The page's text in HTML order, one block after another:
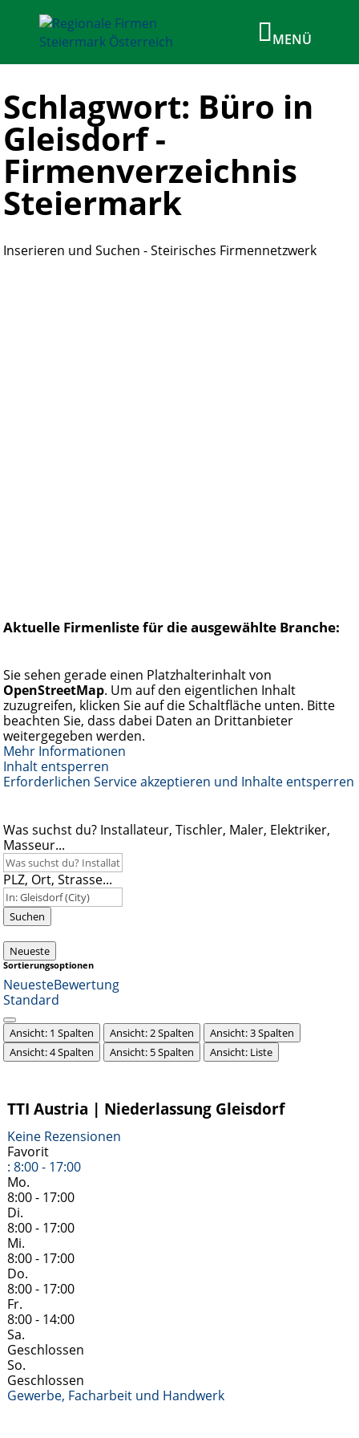
Schlagwort: Büro in
Gleisdorf -
Firmenverzeichnis
Steiermark
Inserieren und Suchen - Steirisches Firmennetzwerk
Aktuelle Firmenliste für die ausgewählte Branche:
Sie sehen gerade einen Platzhalterinhalt von
OpenStreetMap. Um auf den eigentlichen Inhalt
zuzugreifen, klicken Sie auf die Schaltfläche unten. Bitte
beachten Sie, dass dabei Daten an Drittanbieter
weitergegeben werden.
Mehr Informationen
Inhalt entsperren
Erforderlichen Service akzeptieren und Inhalte entsperren
Was suchst du? Installateur, Tischler, Maler, Elektriker,
Masseur...
PLZ, Ort, Strasse...
Suchen
Neueste
Sortierungsoptionen
NeuesteBewertung
Standard
Ansicht: 1 Spalten Ansicht: 2 Spalten
Ansicht: 3 Spalten
Ansicht: 4 Spalten
Ansicht: 5 Spalten Ansicht: Liste
TTI Austria | Niederlassung Gleisdorf
Keine Rezensionen
Favorit
:8:00 - 17:00
Mo.
8:00 - 17:00
Di.
8:00 - 17:00
Mi.
8:00 - 17:00
Do.
8:00 - 17:00
Fr.
8:00 - 14:00
Sa.
Geschlossen
So.
Geschlossen
Gewerbe, Facharbeit und Handwerk